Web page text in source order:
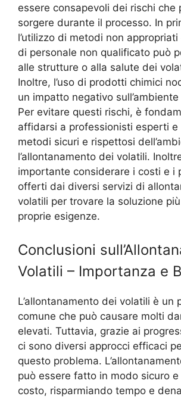
essere consapevoli dei rischi che
sorgere durante il processo. In
l’utilizzo di metodi non appropriati
di personale non qualificato può
alle strutture o alla salute dei
Inoltre, l’uso di prodotti chimici
un impatto negativo
Per evitare questi rischi, è
affidarsi a professionisti esperti e
metodi sicuri e rispettosi
l’allontanamento dei volatili.
importante considerare i costi e i
offerti dai diversi servizi di
volatili per trovare la soluzione
proprie esigenze.
Conclusioni
Volatili – Importanza e
L’allontanamento dei volatili è un
comune che può causare molti
elevati. Tuttavia, grazie ai
ci sono diversi approcci efficaci
questo problema.
può essere fatto in modo sicuro
costo, risparmiando tempo e